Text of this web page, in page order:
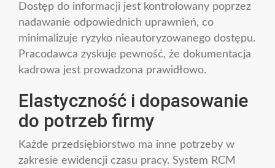
Dostęp do informacji jest kontrolowany poprzez
nadawanie odpowiednich uprawnień, co
minimalizuje ryzyko nieautoryzowanego dostępu.
Pracodawca zyskuje pewność, że dokumentacja
kadrowa jest prowadzona prawidłowo.
Elastyczność i dopasowanie
do potrzeb firmy
Każde przedsiębiorstwo ma inne potrzeby w
zakresie ewidencji czasu pracy. System RCM